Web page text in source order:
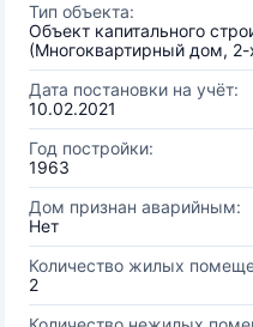
Тип объекта:
Объект капитального
(Многоквартирный дом,
Дата постановки на учёт:
10.02.2021
Год постройки:
1963
Дом признан аварийным:
Нет
Количество жилых
2